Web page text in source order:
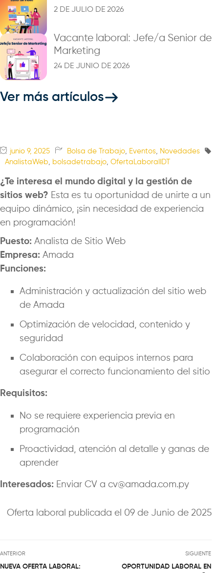
junio 9, 2025 Bolsa de Trabajo, Eventos, Novedades
AnalistaWeb, bolsadetrabajo, OfertaLaboralIDT
¿Te interesa el mundo digital y la gestión de
sitios web? Esta es tu oportunidad de unirte a un
equipo dinámico, ¡sin necesidad de experiencia
en programación!
Puesto: Analista de Sitio Web
Empresa: Amada
Funciones:
Administración y actualización del sitio web
de Amada
Optimización de velocidad, contenido y
seguridad
Colaboración con equipos internos para
asegurar el correcto funcionamiento del sitio
Requisitos:
No se requiere experiencia previa en
programación
Proactividad, atención al detalle y ganas de
aprender
Interesados: Enviar CV a cv@amada.com.py
Oferta laboral publicada el 09 de Junio de 2025
ANTERIOR
NUEVA OFERTA LABORAL:
SIGUIENTE
OPORTUNIDAD LABORAL EN
2 DE JULIO DE 2026
Vacante laboral: Jefe/a Senior de
Marketing
24 DE JUNIO DE 2026
Ver más artículos